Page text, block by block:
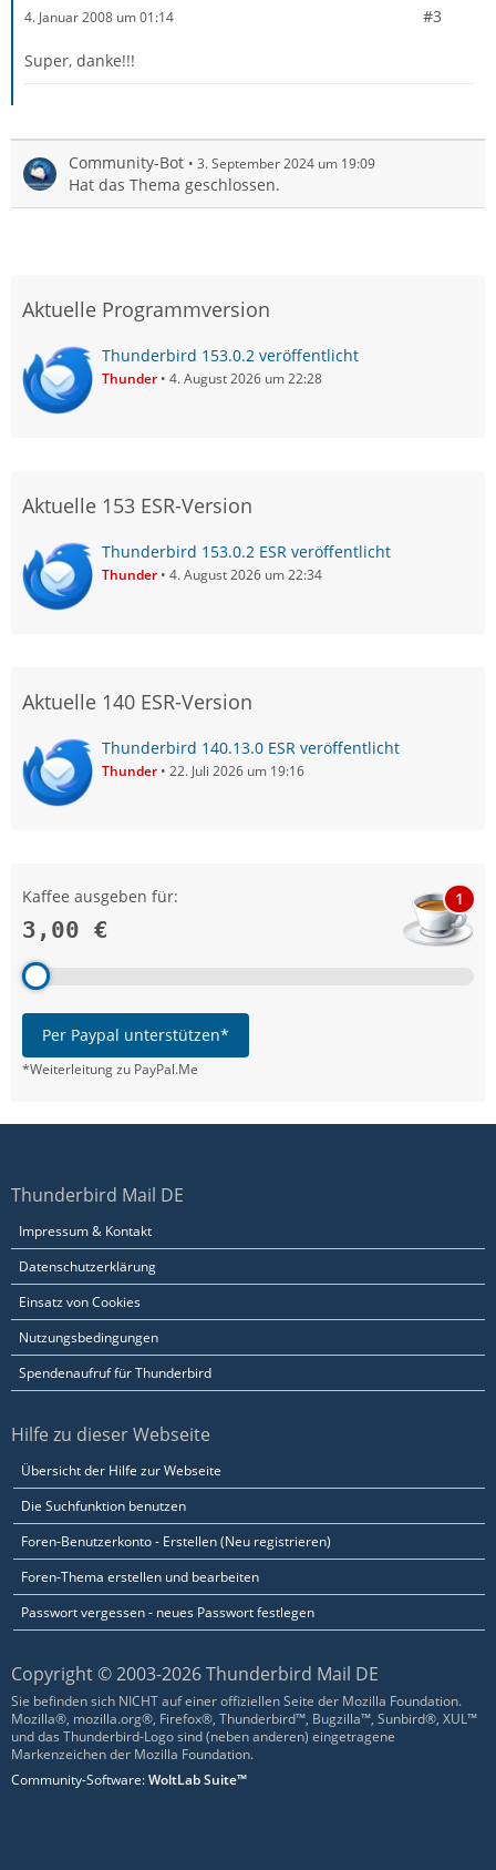
4. Januar 2008 um 01:14 #3
Super, danke!!!
Community-Bot 3. September 2024 um 19:09
Hat das Thema geschlossen.
Aktuelle Programmversion
Thunderbird 153.0.2 veröffentlicht
Thunder 4. August 2026 um 22:28
Aktuelle 153 ESR-Version
Thunderbird 153.0.2 ESR veröffentlicht
Thunder 4. August 2026 um 22:34
Aktuelle 140 ESR-Version
Thunderbird 140.13.0 ESR veröffentlicht
Thunder 22. Juli 2026 um 19:16
Kaffee ausgeben für:
3,00 €
1
Per Paypal unterstützen*
*Weiterleitung zu PayPal.Me
Thunderbird Mail DE
Impressum & Kontakt
Datenschutzerklärung
Einsatz von Cookies
Nutzungsbedingungen
Spendenaufruf für Thunderbird
Hilfe zu dieser Webseite
Übersicht der Hilfe zur Webseite
Die Suchfunktion benutzen
Foren-Benutzerkonto - Erstellen (Neu registrieren)
Foren-Thema erstellen und bearbeiten
Passwort vergessen - neues Passwort festlegen
Copyright © 2003-2026 Thunderbird Mail DE
Sie befinden sich NICHT auf einer offiziellen Seite der Mozilla Foundation.
Mozilla®, mozilla.org®, Firefox®, Thunderbird™, Bugzilla™, Sunbird®, XUL™
und das Thunderbird-Logo sind (neben anderen) eingetragene
Markenzeichen der Mozilla Foundation.
Community-Software:WoltLab Suite™